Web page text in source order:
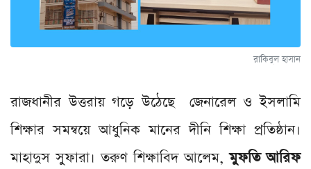
রাকিবুল হাসান
রাজধানীর উত্তরায় গড়ে উঠেছে জেনারেল ও ইসলামি
শিক্ষার সমন্বয়ে আধুনিক মানের দীনি শিক্ষা প্রতিষ্ঠান।
মাহাদুস সুফারা। তরুণ শিক্ষাবিদ আলেম,মুফতি আরিফ